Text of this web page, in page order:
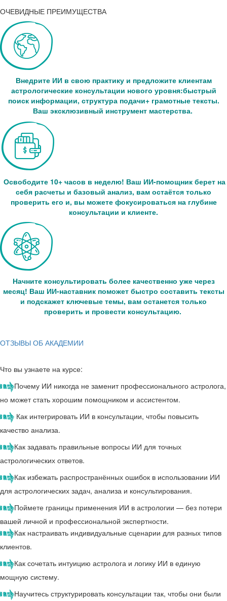
ОЧЕВИДНЫЕ ПРЕИМУЩЕСТВА
Внедрите ИИ в свою практику и предложите клиентам
астрологические консультации нового уровня:быстрый
поиск информации, структура подачи+ грамотные тексты.
Ваш эксклюзивный инструмент мастерства.
Освободите 10+ часов в неделю! Ваш ИИ-помощник берет на
себя расчеты и базовый анализ, вам остаётся только
проверить его и, вы можете фокусироваться на глубине
консультации и клиенте.
Начните консультировать более качественно уже через
месяц! Ваш ИИ-наставник поможет быстро составить тексты
и подскажет ключевые темы, вам останется только
проверить и провести консультацию.
ОТЗЫВЫ ОБ АКАДЕМИИ
Что вы узнаете на курсе:
Почему ИИ никогда не заменит профессионального астролога,
но может стать хорошим помощником и ассистентом.
Как интегрировать ИИ в консультации, чтобы повысить
качество анализа.
Как задавать правильные вопросы ИИ для точных
астрологических ответов.
Как избежать распространённых ошибок в использовании ИИ
для астрологических задач, анализа и консультирования.
Поймете границы применения ИИ в астрологии — без потери
вашей личной и профессиональной экспертности.
Как настраивать индивидуальные сценарии для разных типов
клиентов.
Как сочетать интуицию астролога и логику ИИ в единую
мощную систему.
Научитесь структурировать консультации так, чтобы они были